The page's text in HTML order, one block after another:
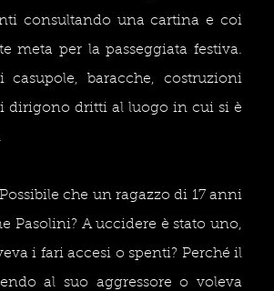
consultando una cartina e coi
meta per la passeggiata festiva.
baracche, costruzioni
dirigono dritti al luogo in cui si è
che un ragazzo di 17 anni
Pasolini? A uccidere è stato uno,
i fari accesi o spenti? Perché il
al suo aggressore o voleva